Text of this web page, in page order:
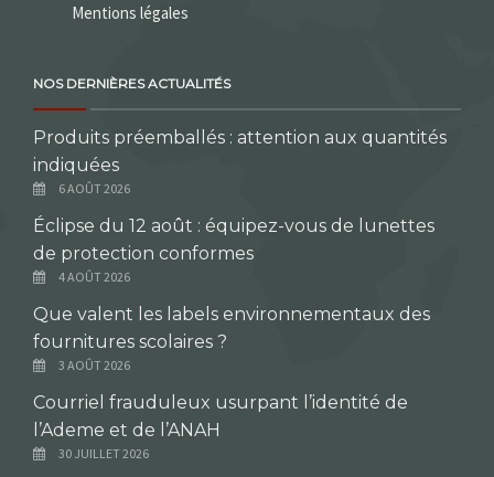
Mentions légales
NOS DERNIÈRES ACTUALITÉS
Produits préemballés : attention aux quantités
indiquées
6 AOÛT 2026
Éclipse du 12 août : équipez-vous de lunettes
de protection conformes
4 AOÛT 2026
Que valent les labels environnementaux des
fournitures scolaires ?
3 AOÛT 2026
Courriel frauduleux usurpant l’identité de
l’Ademe et de l’ANAH
30 JUILLET 2026